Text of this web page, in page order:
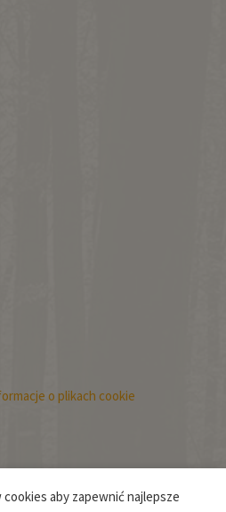
o plikach cookie
aby zapewnić najlepsze